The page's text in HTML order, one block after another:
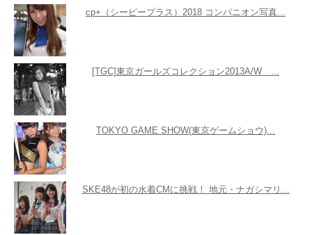
cp+（シーピープラス）2018 コンパニオン写真...
[TGC]東京ガールズコレクション2013A/W ...
TOKYO GAME SHOW(東京ゲームショウ)...
SKE48が初の水着CMに挑戦！ 地元・ナガシマリ...